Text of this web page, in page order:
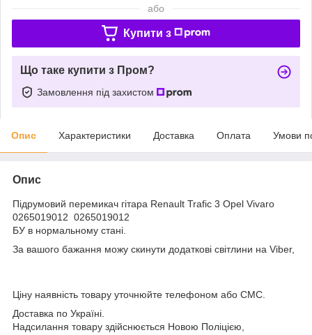
або
Купити з
Що таке купити з Пром?
Замовлення під захистом
Опис Характеристики Доставка Оплата Умови
Опис
Підрумовий перемикач гітара Renault Trafic 3 Opel Vivaro
0265019012 0265019012
БУ в нормальному стані.
За вашого бажання можу скинути додаткові світлини на Viber,
Ціну наявність товару уточнюйте телефоном або СМС.
Доставка по Україні.
Надсилання товару здійснюється Новою Поліцією,